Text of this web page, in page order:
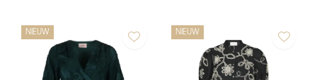
NIEUW NIEUW